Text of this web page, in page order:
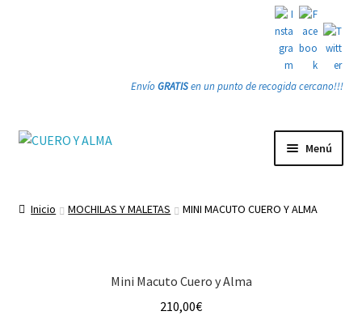
EnvíoGRATISen un punto de recogida cercano!!!
Ir
Ir
Menú
Inicio MOCHILAS Y MALETAS MINI MACUTO CUERO Y ALMA
Mini Macuto Cuero y Alma
210,00€